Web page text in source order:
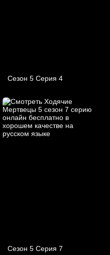
Сезон 5 Серия 4
Сезон 5 Серия 7